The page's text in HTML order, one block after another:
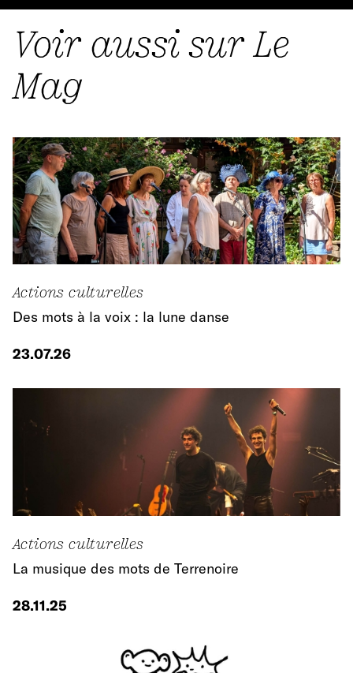
Voir aussi sur Le
Mag
Actions culturelles
Des mots à la voix : la lune danse
23.07.26
Actions culturelles
La musique des mots de Terrenoire
28.11.25